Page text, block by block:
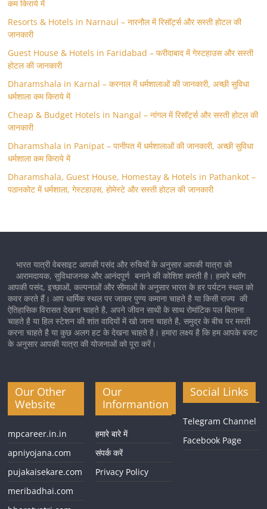
कम किराये में
Resorts & Hotels in Narnaul – नारनौल में रिसॉर्ट्स और सस्ती होटल की
जानकारी
Guest House & Hotels in Faridabad – फरीदाबाद में गेस्टहाउस और सस्ती
होटल की जानकारी
Dharamshala in Karnal – करनाल में धर्मशालाओं की जानकारी, अच्छी सुविधा
धर्मशाला कम किराये में
Cheap & Budget Hotels in Nangal – नांगल में रिसॉर्ट्स और सस्ती होटल की
जानकारी
Dharamshala in Panipat – पानीपत में धर्मशालाओं की जानकारी, अच्छी सुविधा
धर्मशाला कम किराये में
Dharamshala, Guest House, Homestay & Hotels in Pathankot –
पठानकोट में धर्मशाला, गेस्टहाउस, होमेस्टे और सस्ती होटल की जानकारी
भारत यात्री वेबसाइट आपकी पसंद और रुचियों के अनुसार आपकी यात्रा को
आरामदायक, सुविधाजनक और आनंदपूर्ण बनाने की कोशिश करती है। हमारे ब्लॉग
आपकी पसंद, इच्छाओं, कल्पनाओं और सीमाओं के अनुसार भारत के हर पर्यटन स्थल को
कवर करते हैं। आप धार्मिक स्थल पर जाकर पुण्य कमाना चाहते है या किसी राज्य की
ऐतिहासिक विरासत देखना चाहते है, अपने जीवन साथी के साथ रोमांटिक पल बिताना
चाहते है या हिल स्टेशन की शांत वादियों में खो जाना चाहते है, समुद्र के बीच पर मस्ती
करना चाहते है या कुछ अलग हट के देखना चाहते है। हमारा लक्ष्य है कि हम आपके बजट
के अनुसार आपकी यात्रा की योजनाओं को पूरा करें।
Our Other
Website
mpcareer.in.in
apniyojana.com
pujakaisekare.com
meribadhai.com
Our
Informantion
हमारे बारे में
संपर्क करें
Privacy Policy
Social Links
Telegram Channel
Facebook Page